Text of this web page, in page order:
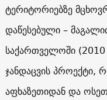
ტერიტორიებზე
დაწესებული –
საქართველოში
ჯანდაცვის პროექტი,
აფხაზეთიდან და